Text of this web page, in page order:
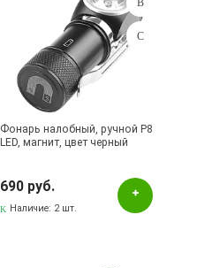
Фонарь налобный, ручной P8
LED, магнит, цвет черный
690 руб.
Наличие: 2 шт.